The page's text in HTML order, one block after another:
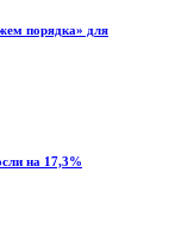
порядка» для
на 17,3%